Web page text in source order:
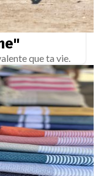
que ta vie.